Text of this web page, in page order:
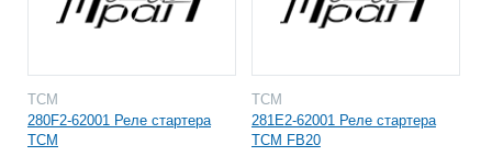
TCM
280F2-62001 Реле стартера
TCM
TCM
281E2-62001 Реле стартера
TCM FB20